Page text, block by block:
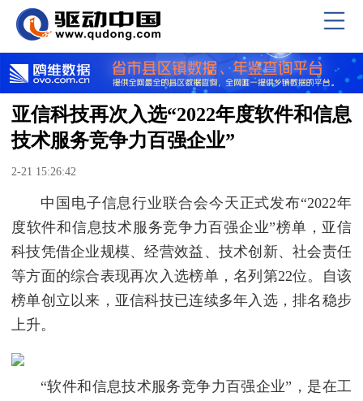
亚信科技再次入选“2022年度软件和信息
技术服务竞争力百强企业”
2-21 15:26:42
中国电子信息行业联合会今天正式发布“2022年
度软件和信息技术服务竞争力百强企业”榜单，亚信
科技凭借企业规模、经营效益、技术创新、社会责任
等方面的综合表现再次入选榜单，名列第22位。自该
榜单创立以来，亚信科技已连续多年入选，排名稳步
上升。
“软件和信息技术服务竞争力百强企业”，是在工